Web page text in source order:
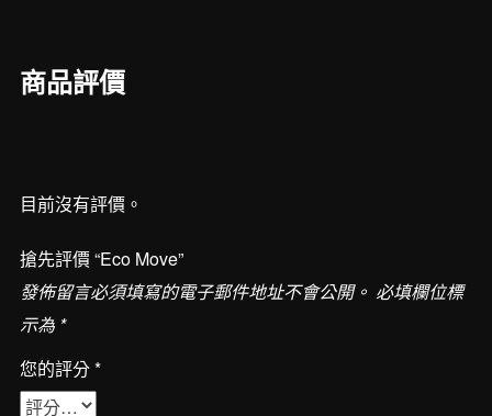
商品評價
目前沒有評價。
搶先評價 “Eco Move”
發佈留言必須填寫的電子郵件地址不會公開。 必填欄位標
示為 *
您的評分*